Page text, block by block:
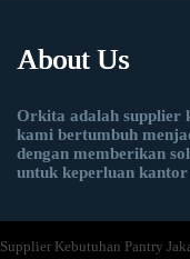
About Us
Orkita adalah supplier
kami bertumbuh
dengan memberikan
untuk keperluan kantor
Supplier Kebutuhan Pantry